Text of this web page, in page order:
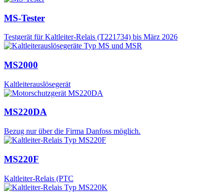
MS-Tester
Testgerät für Kaltleiter-Relais (T221734) bis März 2026
MS2000
Kaltleiterauslösegerät
MS220DA
Bezug nur über die Firma Danfoss möglich.
MS220F
Kaltleiter-Relais (PTC